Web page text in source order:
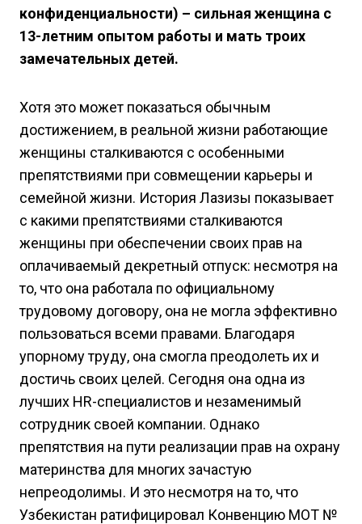
конфиденциальности) – сильная женщина с
13-летним опытом работы и мать троих
замечательных детей.
Хотя это может показаться обычным
достижением, в реальной жизни работающие
женщины сталкиваются с особенными
препятствиями при совмещении карьеры и
семейной жизни. История Лазизы показывает
с какими препятствиями сталкиваются
женщины при обеспечении своих прав на
оплачиваемый декретный отпуск: несмотря на
то, что она работала по официальному
трудовому договору, она не могла эффективно
пользоваться всеми правами. Благодаря
упорному труду, она смогла преодолеть их и
достичь своих целей. Сегодня она одна из
лучших HR-специалистов и незаменимый
сотрудник своей компании. Однако
препятствия на пути реализации прав на охрану
материнства для многих зачастую
непреодолимы. И это несмотря на то, что
Узбекистан ратифицировал Конвенцию МОТ №